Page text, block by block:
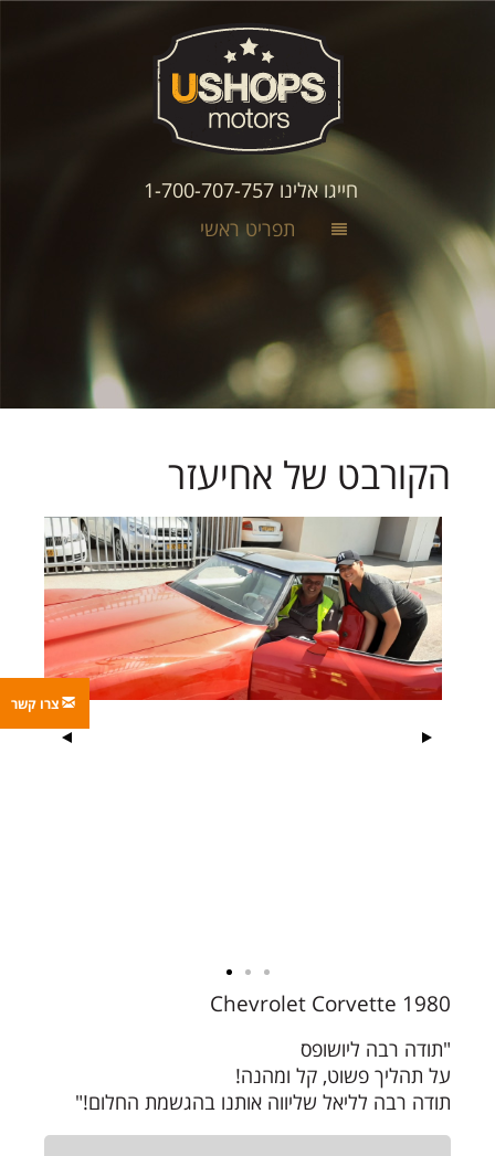
חייגו אלינו 1-700-707-757
תפריט ראשי
הקורבט של אחיעזר
1980 Chevrolet Corvette
"תודה רבה ליושופס
על תהליך פשוט, קל ומהנה!
תודה רבה לליאל שליווה אותנו בהגשמת החלום!"
צרו קשר